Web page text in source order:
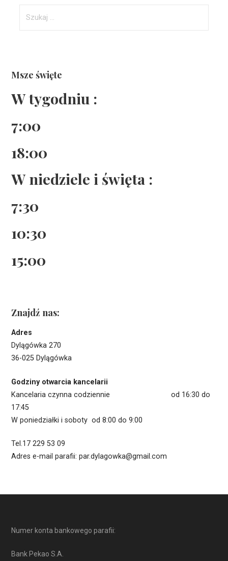
Msze święte
W tygodniu :
7:00
18:00
W niedziele i święta :
7:30
10:30
15:00
Znajdź nas:
Adres
Dylągówka 270
36-025 Dylągówka
Godziny otwarcia kancelarii
Kancelaria czynna codziennie od 16:30 do
17:45
W poniedziałki i soboty od 8:00 do 9:00
Tel.17 229 53 09
Adres e-mail parafii: par.dylagowka@gmail.com
Numer konta bankowego parafii:
Bank Pekao S.A.